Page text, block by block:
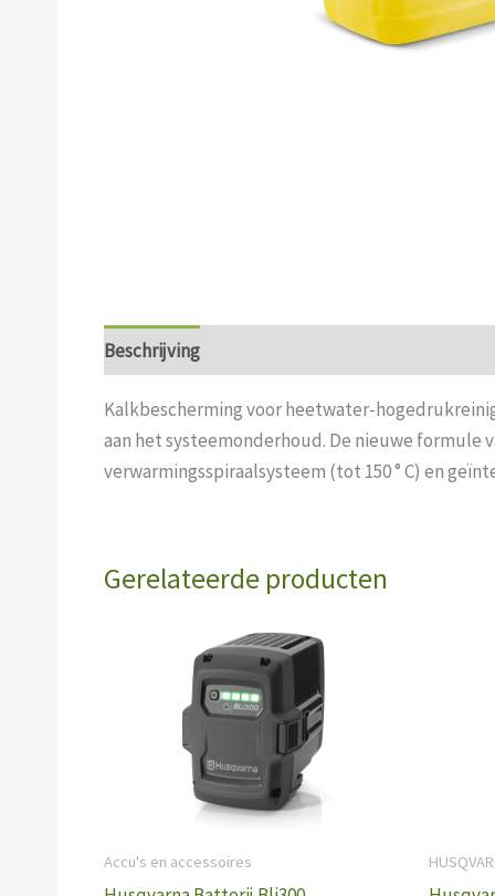
Beschrijving
Kalkbescherming voor heetwater-
aan het systeemonderhoud. De nieuwe formule
verwarmingsspiraalsysteem (tot 150 ° C) en
Gerelateerde producten
Accu's en accessoires